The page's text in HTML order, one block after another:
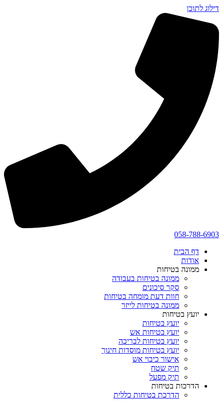
דילוג לתוכן
058-788-6903
דף הבית
אודות
ממונה בטיחות
ממונה בטיחות בעבודה
סקר סיכונים
חוות דעת מומחה בטיחות
ממונה בטיחות לייזר
יועץ בטיחות
יועץ בטיחות
יועץ בטיחות אש
יועץ בטיחות לבריכה
יועץ בטיחות מוסדות חינוך
אישור כיבוי אש
תיק שטח
תיק מפעל
הדרכות בטיחות
הדרכת בטיחות כללית